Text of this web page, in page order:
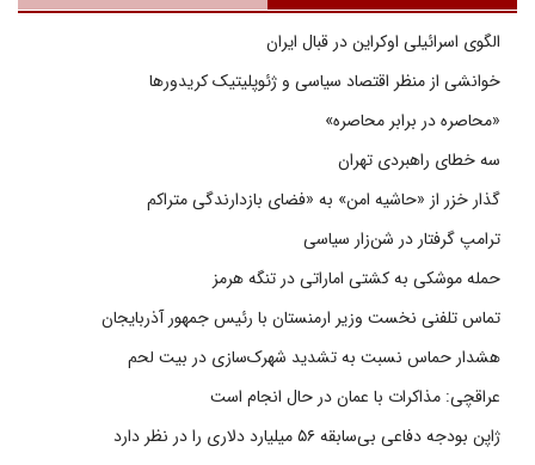
الگوی اسرائیلی اوکراین در قبال ایران
خوانشی از منظر اقتصاد سیاسی و ژئوپلیتیک کریدورها
«محاصره در برابر محاصره»
سه خطای راهبردی تهران
گذار خزر از «حاشیه امن» به «فضای بازدارندگی متراکم
ترامپ گرفتار در شن‌زار سیاسی
حمله موشکی به کشتی اماراتی در تنگه هرمز
تماس تلفنی نخست وزیر ارمنستان با رئیس جمهور آذربایجان
هشدار حماس نسبت به تشدید شهرک‌سازی در بیت‌ لحم
عراقچی: مذاکرات با عمان در حال انجام است
ژاپن بودجه دفاعی بی‌سابقه ۵۶ میلیارد دلاری را در نظر دارد